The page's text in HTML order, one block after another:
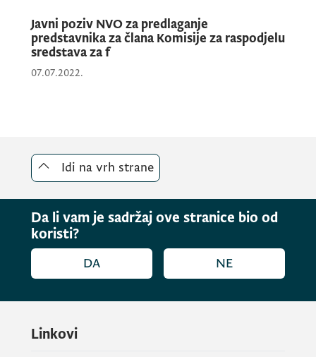
Javni poziv NVO za predlaganje
predstavnika za člana Komisije za raspodjelu
sredstava za f
07.07.2022.
Idi na vrh strane
Da li vam je sadržaj ove stranice bio od
koristi?
DA NE
Linkovi